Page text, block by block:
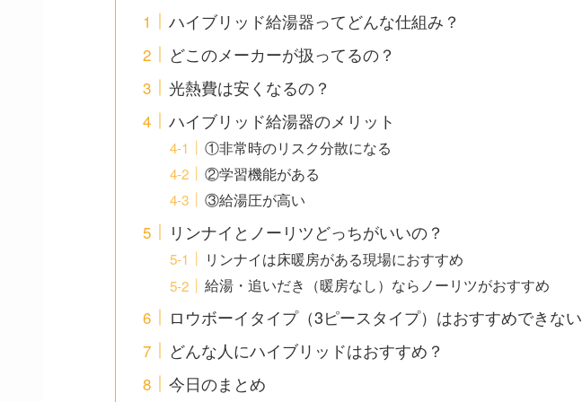
ハイブリッド給湯器ってどんな仕組み？
どこのメーカーが扱ってるの？
光熱費は安くなるの？
ハイブリッド給湯器のメリット
①非常時のリスク分散になる
②学習機能がある
③給湯圧が高い
リンナイとノーリツどっちがいいの？
リンナイは床暖房がある現場におすすめ
給湯・追いだき（暖房なし）ならノーリツがおすすめ
ロウボーイタイプ（3ピースタイプ）はおすすめできない
どんな人にハイブリッドはおすすめ？
今日のまとめ